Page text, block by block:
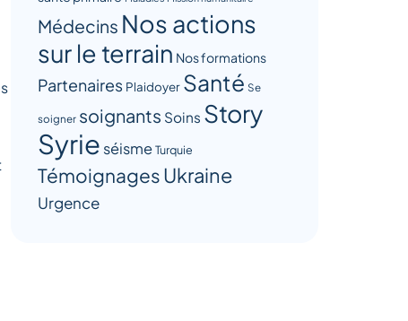
Médecins Nos actions
sur le terrain Nos formations
Partenaires Plaidoyer Santé Se
soigner soignants Soins Story
Syrie séisme Turquie
TémoignagesUkraine
Urgence